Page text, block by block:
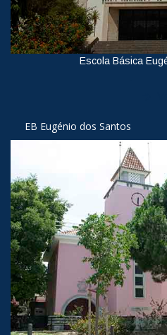
Escola Básica
EB Eugénio dos Santos